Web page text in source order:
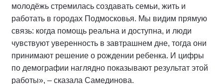
молодёжь стремилась создавать семьи, жить и
работать в городах Подмосковья. Мы видим прямую
связь: когда помощь реальна и доступна, и люди
чувствуют уверенность в завтрашнем дне, тогда они
принимают решение о рождении ребенка. И цифры
по демографии наглядно показывают результат этой
работы», – сказала Самединова.